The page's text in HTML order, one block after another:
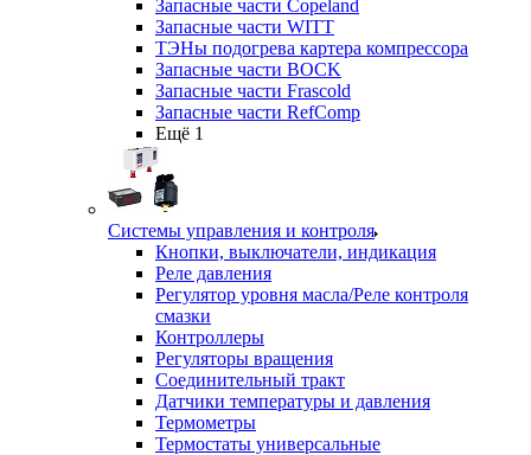
Запасные части Copeland
Запасные части WITT
ТЭНы подогрева картера компрессора
Запасные части BOCK
Запасные части Frascold
Запасные части RefComp
Ещё 1
Системы управления и контроля
Кнопки, выключатели, индикация
Реле давления
Регулятор уровня масла/Реле контроля
смазки
Контроллеры
Регуляторы вращения
Соединительный тракт
Датчики температуры и давления
Термометры
Термостаты универсальные